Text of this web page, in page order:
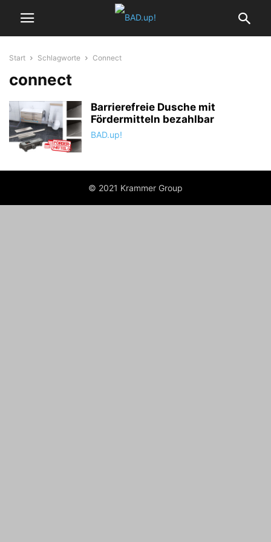
Start Schlagworte Connect
connect
Barrierefreie Dusche mit
Fördermitteln bezahlbar
BAD.up!
© 2021 Krammer Group